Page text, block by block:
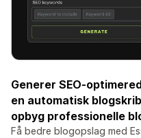
Generer SEO-
en automatisk
opbyg professionelle
Få bedre blogopslag med